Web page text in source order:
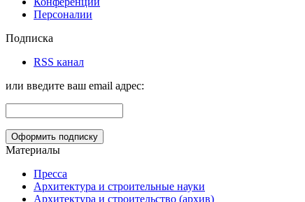
Персоналии
Подписка
RSS канал
или введите ваш email адрес:
Материалы
Пресса
Архитектура и строительные науки
Архитектура и строительство (архив)